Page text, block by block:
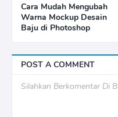
Cara Mudah Mengubah
Warna Mockup Desain
Baju di Photoshop
POST A COMMENT
Silahkan Berkomentar Di